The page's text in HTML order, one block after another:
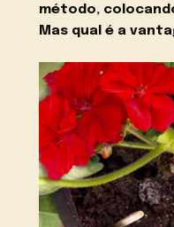
método,
Mas qual é a